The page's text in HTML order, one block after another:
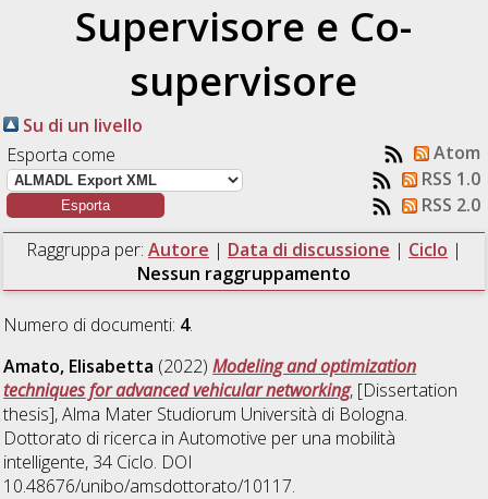
Supervisore e Co-
supervisore
Su di un livello
Esporta come
Atom
RSS 1.0
RSS 2.0
Raggruppa per: Autore | Data di discussione | Ciclo |
Nessun raggruppamento
Numero di documenti: 4.
Amato, Elisabetta (2022)Modeling and optimization
techniques for advanced vehicular networking, [Dissertation
thesis], Alma Mater Studiorum Università di Bologna.
Dottorato di ricerca inAutomotive per una mobilità
intelligente, 34 Ciclo. DOI
10.48676/unibo/amsdottorato/10117.